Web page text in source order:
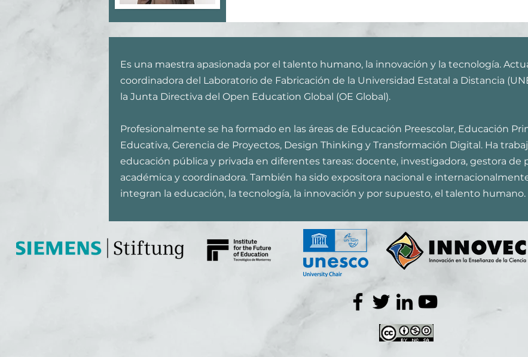
Es una maestra apasionada por el talento humano, la innovación y la tecnología.
coordinadora del Laboratorio de Fabricación de la Universidad Estatal a Distancia
la Junta Directiva del Open Education Global (OE Global).
Profesionalmente se ha formado en las áreas de Educación Preescolar, Educación
Educativa, Gerencia de Proyectos, Design Thinking y Transformación Digital. Ha
educación pública y privada en diferentes tareas: docente, investigadora, gestora de
académica y coordinadora. También ha sido expositora nacional e
integran la educación, la tecnología, la innovación y por supuesto, el talento humano.